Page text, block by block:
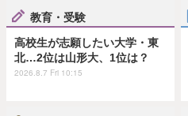
教育・受験
高校生が志願したい大学・東
北…2位は山形大、1位は？
2026.8.7 Fri 10:15